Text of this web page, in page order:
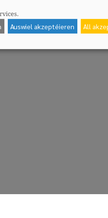
Auswiel akzeptéieren All